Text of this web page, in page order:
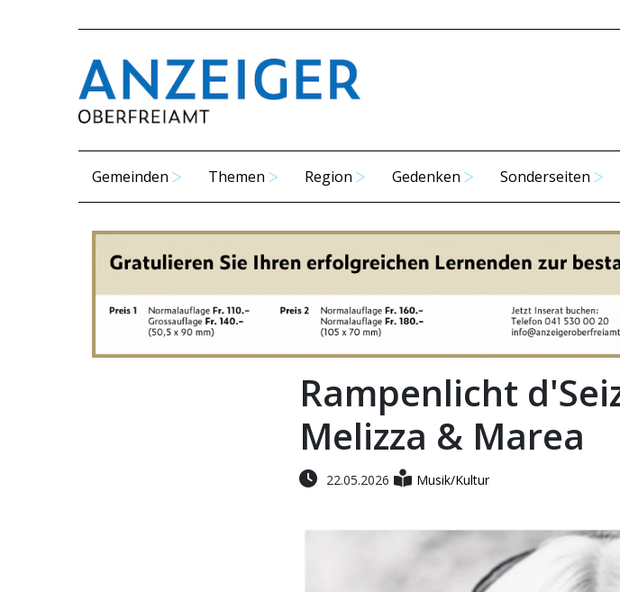
Gemeinden Themen Region Gedenken Sonderseiten
Rampenlicht
Melizza & Marea
22.05.2026 Musik/Kultur